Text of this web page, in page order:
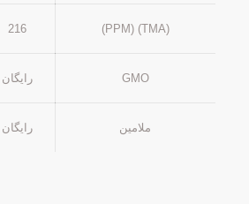
(TMA) (PPM)
216
GMO رایگان
ملامین رایگان